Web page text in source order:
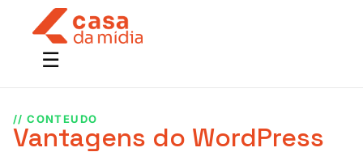
// CONTEUDO
Vantagens do WordPress